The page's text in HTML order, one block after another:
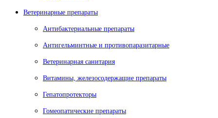
Ветеринарные препараты
Антибактериальные препараты
Антигельминтные и противопаразитарные
Ветеринарная санитария
Витамины, железосодержащие препараты
Гепатопротекторы
Гомеопатические препараты